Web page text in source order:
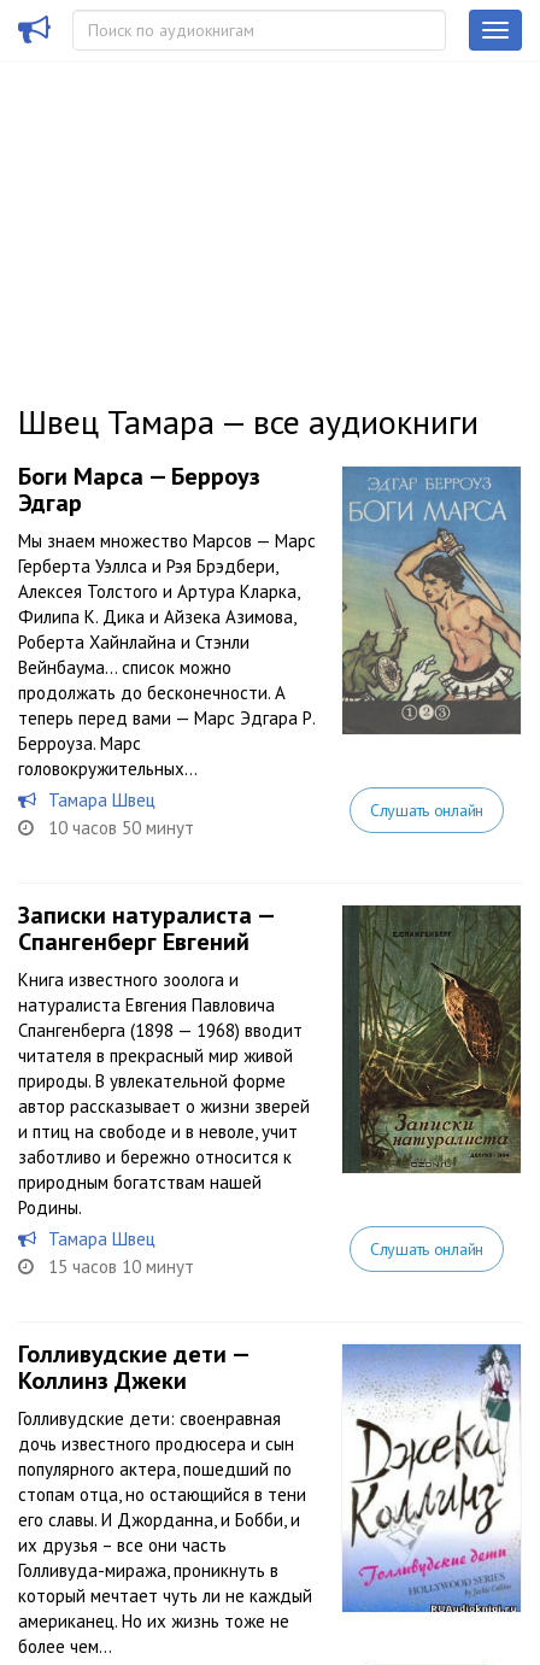
Швец Тамара — все аудиокниги
Боги Марса — Берроуз
Эдгар
Мы знаем множество Марсов — Марс
Герберта Уэллса и Рэя Брэдбери,
Алексея Толстого и Артура Кларка,
Филипа К. Дика и Айзека Азимова,
Роберта Хайнлайна и Стэнли
Вейнбаума… список можно
продолжать до бесконечности. А
теперь перед вами — Марс Эдгара Р.
Берроуза. Марс
головокружительных...
Тамара Швец
10 часов 50 минут
Слушать онлайн
Записки натуралиста —
Спангенберг Евгений
Книга известного зоолога и
натуралиста Евгения Павловича
Спангенберга (1898 — 1968) вводит
читателя в прекрасный мир живой
природы. В увлекательной форме
автор рассказывает о жизни зверей
и птиц на свободе и в неволе, учит
заботливо и бережно относится к
природным богатствам нашей
Родины.
Тамара Швец
15 часов 10 минут
Слушать онлайн
Голливудские дети —
Коллинз Джеки
Голливудские дети: своенравная
дочь известного продюсера и сын
популярного актера, пошедший по
стопам отца, но остающийся в тени
его славы. И Джорданна, и Бобби, и
их друзья – все они часть
Голливуда-миража, проникнуть в
который мечтает чуть ли не каждый
американец. Но их жизнь тоже не
более чем...